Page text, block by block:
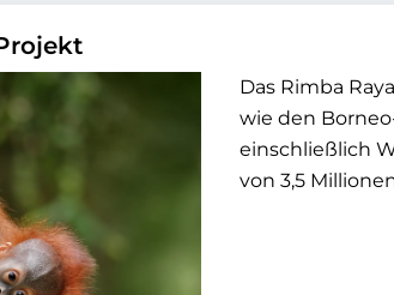
Das Rimba
wie den
einschließlich
von 3,5